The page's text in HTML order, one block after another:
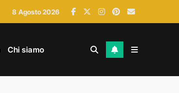
8 Agosto 2026
Chi siamo